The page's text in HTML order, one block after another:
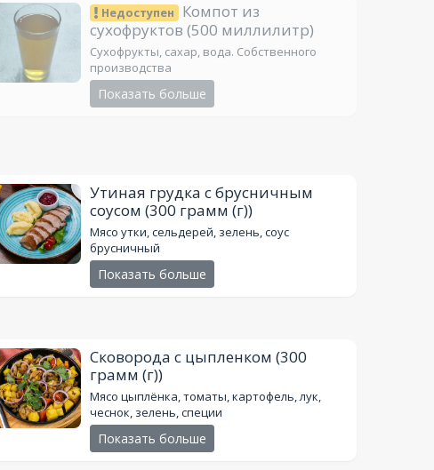
Недоступен
Компот из
сухофруктов (500 миллилитр)
Сухофрукты, сахар, вода. Собственного
производства
Показать больше
Утиная грудка с брусничным
соусом (300 грамм (г))
Мясо утки, сельдерей, зелень, соус
брусничный
Показать больше
Сковорода с цыпленком (300
грамм (г))
Мясо цыплёнка, томаты, картофель, лук,
чеснок, зелень, специи
Показать больше